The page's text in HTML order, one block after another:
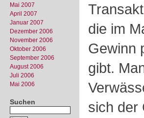
Mai 2007
April 2007
Januar 2007
Dezember 2006
November 2006
Oktober 2006
September 2006
August 2006
Juli 2006
Mai 2006
Suchen
die im
Gewinn
gibt.
sich der